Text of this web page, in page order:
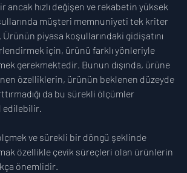
hızlı değişen ve rekabetin yüksek
müşteri memnuniyeti tek kriter
piyasa koşullarındaki gidişatını
için, ürünü farklı yönleriyle
gerekmektedir. Bunun dışında, ürüne
özelliklerin, ürünün beklenen düzeyde
da bu sürekli ölçümler
edilebilir.
ve sürekli bir döngü şeklinde
özellikle çevik süreçleri olan ürünlerin
önemlidir.